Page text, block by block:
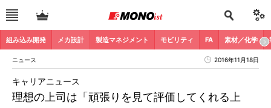
組み込み開発 メカ設計 製造マネジメント モビリティ FA 素材／化学
ニュース 2016年11月18日
理想の上司は「頑張りを見て評価してくれる上
キャリアニュース